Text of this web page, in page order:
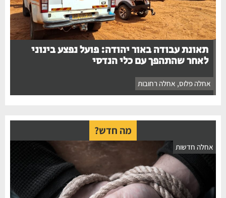
תאונת עבודה באור יהודה: פועל נפצע בינוני
לאחר שהתהפך עם כלי הנדסי
אחלה פלוס, אחלה רחובות
מה חדש?
אחלה חדשות